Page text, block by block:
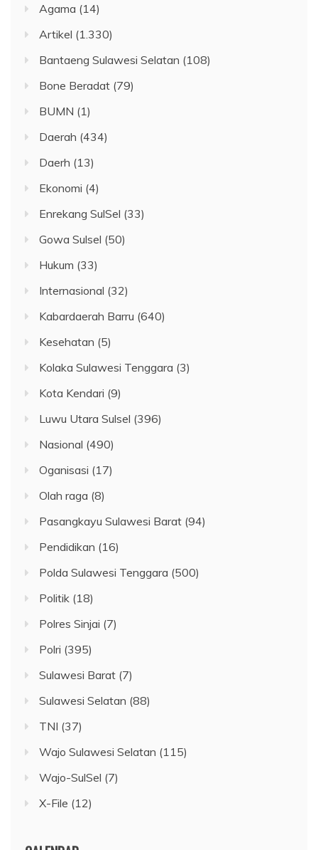
Agama (14)
Artikel (1.330)
Bantaeng Sulawesi Selatan (108)
Bone Beradat (79)
BUMN (1)
Daerah (434)
Daerh (13)
Ekonomi (4)
Enrekang SulSel (33)
Gowa Sulsel (50)
Hukum (33)
Internasional (32)
Kabardaerah Barru (640)
Kesehatan (5)
Kolaka Sulawesi Tenggara (3)
Kota Kendari (9)
Luwu Utara Sulsel (396)
Nasional (490)
Oganisasi (17)
Olah raga (8)
Pasangkayu Sulawesi Barat (94)
Pendidikan (16)
Polda Sulawesi Tenggara (500)
Politik (18)
Polres Sinjai (7)
Polri (395)
Sulawesi Barat (7)
Sulawesi Selatan (88)
TNI (37)
Wajo Sulawesi Selatan (115)
Wajo-SulSel (7)
X-File (12)